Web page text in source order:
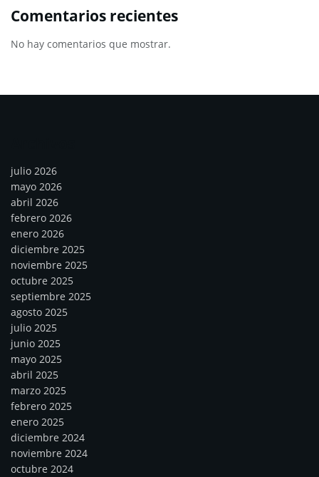
Comentarios recientes
No hay comentarios que mostrar.
julio 2026
mayo 2026
abril 2026
febrero 2026
enero 2026
diciembre 2025
noviembre 2025
octubre 2025
septiembre 2025
agosto 2025
julio 2025
junio 2025
mayo 2025
abril 2025
marzo 2025
febrero 2025
enero 2025
diciembre 2024
noviembre 2024
octubre 2024